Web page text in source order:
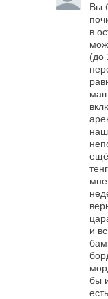
Вы
в
(до
ещё
мне
и
бы